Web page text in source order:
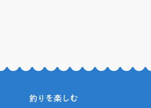
釣りを楽しむ